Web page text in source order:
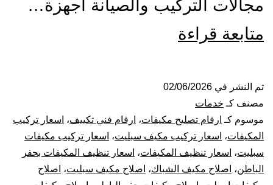
مجالات التركيب والصيانة أجهزة…
متابعة قراءة
تنظيف
مكيفات
بحفر
الباطن
تم النشر في 02/06/2026
مصنف كـ خدمات
موسوم كـ ارقام تصليح مكيفات، ارقام فني تكييف، اسعار تركيب
المكيفات، اسعار تركيب مكيف سبليت، اسعار تركيب مكيفات
سبليت، اسعار تنظيف المكيفات، اسعار تنظيف المكيفات بحفر
الباطن، اصلاح مكيف الشباك، اصلاح مكيف سبليت، اصلاح